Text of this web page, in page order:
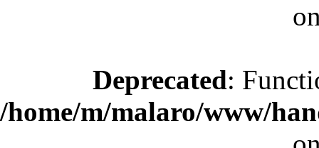
Deprecated:
/home/m/malaro/www/